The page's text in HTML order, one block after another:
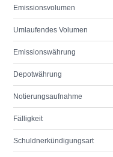
Emissionsvolumen
Umlaufendes Volumen
Emissionswährung
Depotwährung
Notierungsaufnahme
Fälligkeit
Schuldnerkündigungsart